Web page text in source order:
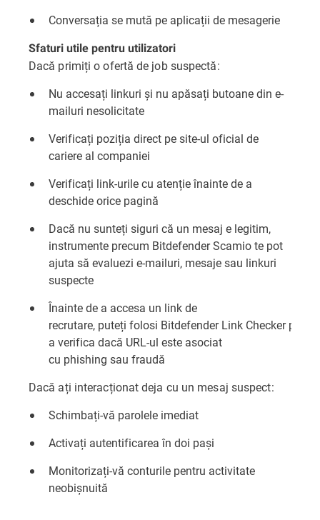
Conversația se mută pe aplicații de mesagerie
Sfaturi utile pentru utilizatori
Dacă primiți o ofertă de job suspectă:
Nu accesați linkuri și nu apăsați butoane din e-
mailuri nesolicitate
Verificați poziția direct pe site-ul oficial de
cariere al companiei
Verificați link-urile cu atenție înainte de a
deschide orice pagină
Dacă nu sunteți siguri că un mesaj e legitim,
instrumente precum Bitdefender Scamiote pot
ajuta să evaluezi e-mailuri, mesaje sau linkuri
suspecte
Înainte de a accesa un link de
recrutare, puteți folosi Bitdefender Link Checkerpentru
a verifica dacă URL-ul este asociat
cu phishing sau fraudă
Dacă ați interacționat deja cu un mesaj suspect:
Schimbați-vă parolele imediat
Activați autentificarea în doi pași
Monitorizați-vă conturile pentru activitate
neobișnuită